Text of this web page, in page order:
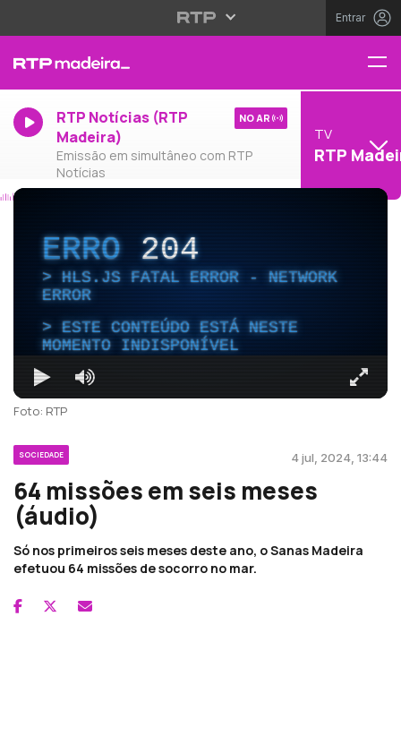
Entrar
RTP Notícias (RTP
Madeira)
Emissão em simultâneo com RTP
Notícias
NO AR
TV
RTP
ERRO204
HLS.JS FATAL ERROR - NETWORK
ERROR
ESTE CONTEÚDO ESTÁ NESTE
MOMENTO INDISPONÍVEL
Foto: RTP
SOCIEDADE 4 jul, 2024, 13:44
64 missões em seis meses
(áudio)
Só nos primeiros seis meses deste ano, o Sanas Madeira
efetuou 64 missões de socorro no mar.